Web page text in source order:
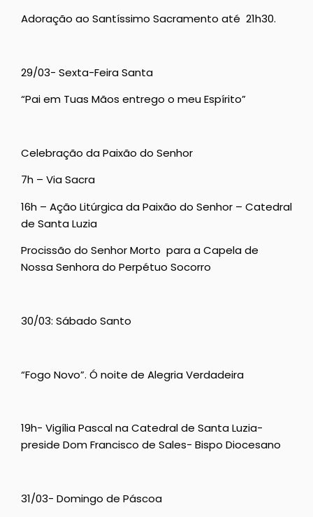
Adoração ao Santíssimo Sacramento até 21h30.
29/03- Sexta-Feira Santa
“Pai em Tuas Mãos entrego o meu Espírito”
Celebração da Paixão do Senhor
7h – Via Sacra
16h – Ação Litúrgica da Paixão do Senhor – Catedral
de Santa Luzia
Procissão do Senhor Morto para a Capela de
Nossa Senhora do Perpétuo Socorro
30/03: Sábado Santo
“Fogo Novo”. Ó noite de Alegria Verdadeira
19h- Vigília Pascal na Catedral de Santa Luzia-
preside Dom Francisco de Sales- Bispo Diocesano
31/03- Domingo de Páscoa